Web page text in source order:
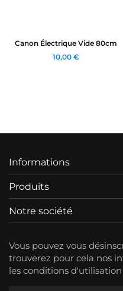
Canon Électrique Vide 80cm
10,00 €
Informations
Produits
Notre société
Vous pouvez vous
trouverez pour cela nos
les conditions